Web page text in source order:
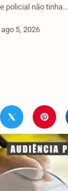
policial não tinha…
ago 5, 2026